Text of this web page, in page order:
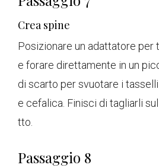
Crea spine
Posizionare un adattatore per
e forare direttamente in un
di scarto per svuotare i
e cefalica. Finisci di tagliarli
tto.
Passaggio 8